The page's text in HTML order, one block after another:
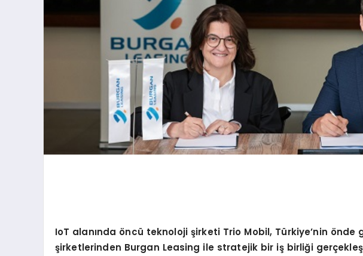
IoT alanında öncü teknoloji şirketi Trio Mobil, Türkiye’nin önde
şirketlerinden Burgan Leasing ile stratejik bir iş birliği